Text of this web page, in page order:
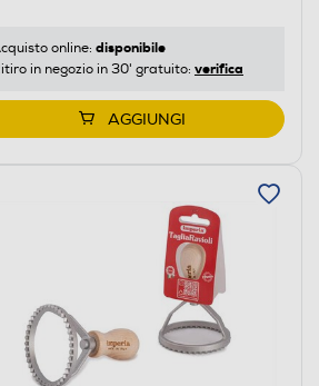
online: disponibile
in negozio in 30' gratuito: verifica
AGGIUNGI